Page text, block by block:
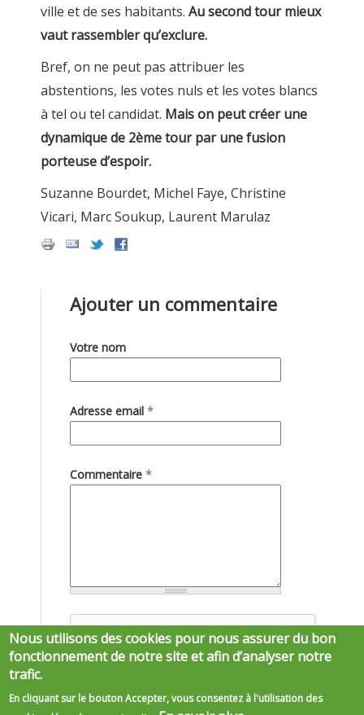
ville et de ses habitants. Au second tour mieux
vaut rassembler qu’exclure.
Bref, on ne peut pas attribuer les
abstentions, les votes nuls et les votes blancs
à tel ou tel candidat. Mais on peut créer une
dynamique de 2ème tour par une fusion
porteuse d’espoir.
Suzanne Bourdet, Michel Faye, Christine
Vicari, Marc Soukup, Laurent Marulaz
Ajouter un commentaire
Votre nom
Adresse email *
Commentaire *
Nous utilisons des cookies pour nous assurer du bon
fonctionnement de notre site et afin d’analyser notre
trafic.
En cliquant sur le bouton Accepter, vous consentez à l'utilisation des